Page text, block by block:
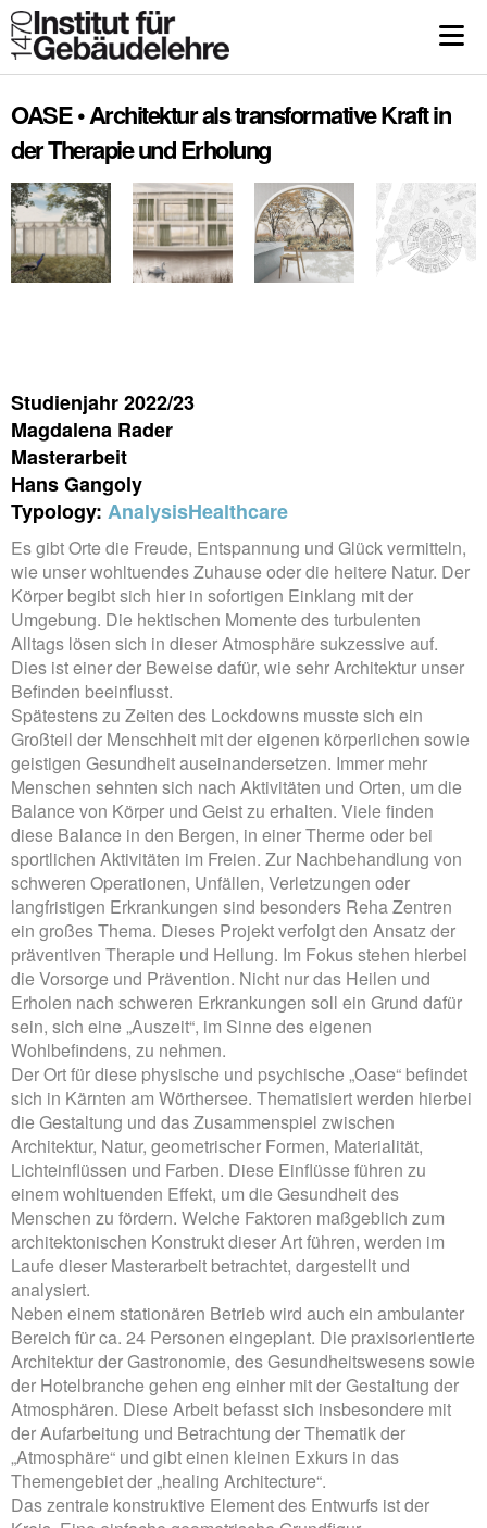
OASE • Architektur als transformative Kraft in
der Therapie und Erholung
Studienjahr 2022/23
Magdalena Rader
Masterarbeit
Hans Gangoly
Typology: AnalysisHealthcare
Es gibt Orte die Freude, Entspannung und Glück vermitteln,
wie unser wohltuendes Zuhause oder die heitere Natur. Der
Körper begibt sich hier in sofortigen Einklang mit der
Umgebung. Die hektischen Momente des turbulenten
Alltags lösen sich in dieser Atmosphäre sukzessive auf.
Dies ist einer der Beweise dafür, wie sehr Architektur unser
Befinden beeinflusst.
Spätestens zu Zeiten des Lockdowns musste sich ein
Großteil der Menschheit mit der eigenen körperlichen sowie
geistigen Gesundheit auseinandersetzen. Immer mehr
Menschen sehnten sich nach Aktivitäten und Orten, um die
Balance von Körper und Geist zu erhalten. Viele finden
diese Balance in den Bergen, in einer Therme oder bei
sportlichen Aktivitäten im Freien. Zur Nachbehandlung von
schweren Operationen, Unfällen, Verletzungen oder
langfristigen Erkrankungen sind besonders Reha Zentren
ein großes Thema. Dieses Projekt verfolgt den Ansatz der
präventiven Therapie und Heilung. Im Fokus stehen hierbei
die Vorsorge und Prävention. Nicht nur das Heilen und
Erholen nach schweren Erkrankungen soll ein Grund dafür
sein, sich eine „Auszeit“, im Sinne des eigenen
Wohlbefindens, zu nehmen.
Der Ort für diese physische und psychische „Oase“ befindet
sich in Kärnten am Wörthersee. Thematisiert werden hierbei
die Gestaltung und das Zusammenspiel zwischen
Architektur, Natur, geometrischer Formen, Materialität,
Lichteinflüssen und Farben. Diese Einflüsse führen zu
einem wohltuenden Effekt, um die Gesundheit des
Menschen zu fördern. Welche Faktoren maßgeblich zum
architektonischen Konstrukt dieser Art führen, werden im
Laufe dieser Masterarbeit betrachtet, dargestellt und
analysiert.
Neben einem stationären Betrieb wird auch ein ambulanter
Bereich für ca. 24 Personen eingeplant. Die praxisorientierte
Architektur der Gastronomie, des Gesundheitswesens sowie
der Hotelbranche gehen eng einher mit der Gestaltung der
Atmosphären. Diese Arbeit befasst sich insbesondere mit
der Aufarbeitung und Betrachtung der Thematik der
„Atmosphäre“ und gibt einen kleinen Exkurs in das
Themengebiet der „healing Architecture“.
Das zentrale konstruktive Element des Entwurfs ist der